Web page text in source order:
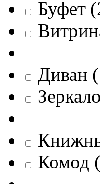
Буфет (
Диван (
Зеркало
Комод (